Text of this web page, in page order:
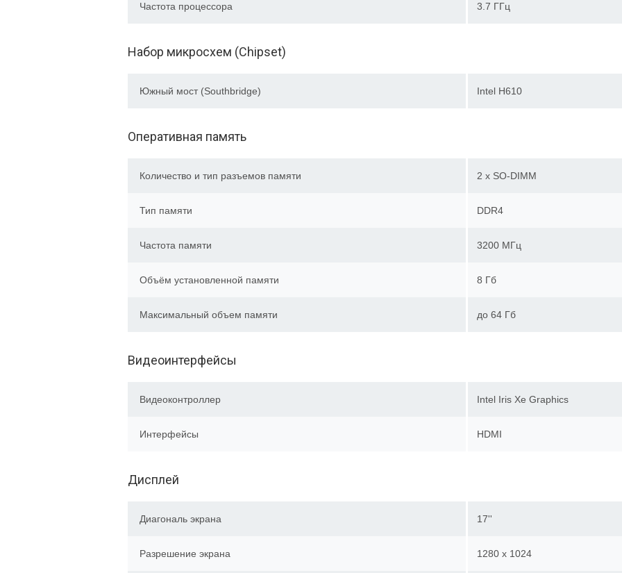
Частота процессора 3.7 ГГц
Набор микросхем (Chipset)
Южный мост (Southbridge) Intel H610
Оперативная память
Количество и тип разъемов памяти 2 x SO-DIMM
Тип памяти DDR4
Частота памяти 3200 МГц
Объём установленной памяти 8 Гб
Максимальный объем памяти до 64 Гб
Видеоинтерфейсы
Видеоконтроллер Intel Iris Xe Graphics
Интерфейсы HDMI
Дисплей
Диагональ экрана 17''
Разрешение экрана 1280 x 1024